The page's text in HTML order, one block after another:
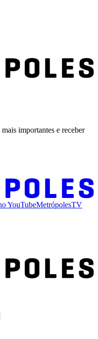
importantes e receber
YouTubeMetrópolesTV